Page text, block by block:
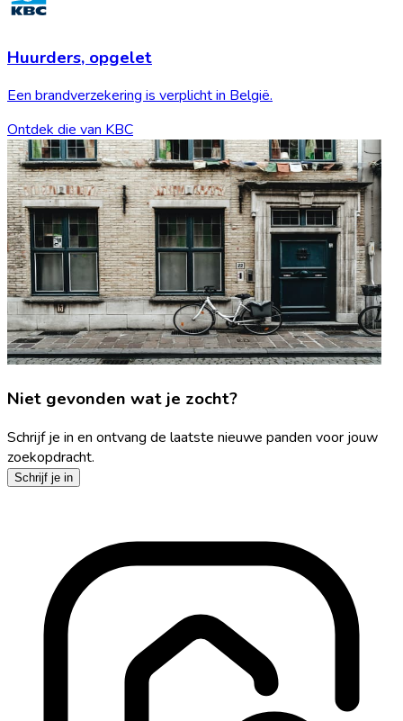
Huurders, opgelet
Een brandverzekering is verplicht in België.
Ontdek die van KBC
Niet gevonden wat je zocht?
Schrijf je in en ontvang de laatste nieuwe panden voor jouw
zoekopdracht.
Schrijf je in